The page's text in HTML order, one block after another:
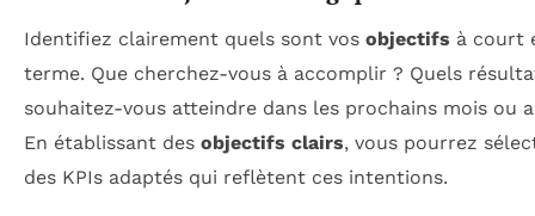
Identifiez clairement quels sont vos objectifs à court
terme. Que cherchez-vous à accomplir ? Quels
souhaitez-vous atteindre dans les prochains mois ou
En établissant des objectifs clairs, vous pourrez
des KPIs adaptés qui reflètent ces intentions.